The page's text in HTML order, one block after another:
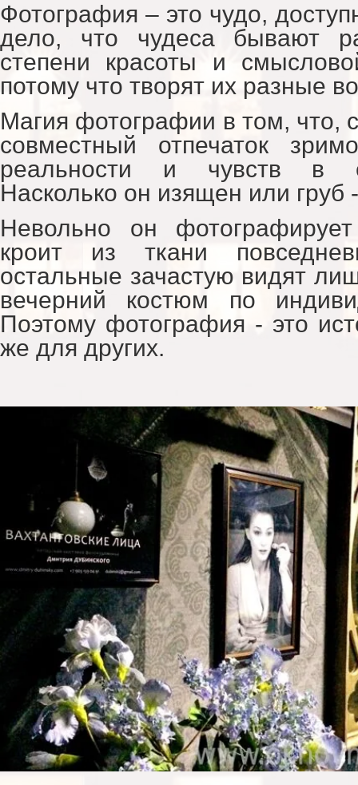
Фотография – это чудо,
дело, что чудеса бывают
степени красоты и
потому что творят их разные
Магия фотографии в том, что,
совместный отпечаток
реальности и чувств в
Насколько он изящен или груб
Невольно он
кроит из ткани
остальные зачастую видят
вечерний костюм по
Поэтому фотография - это
же для других.